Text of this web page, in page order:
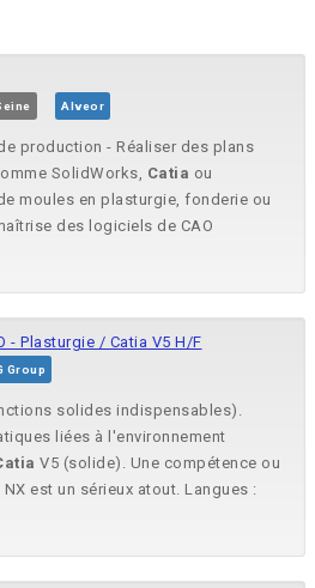
Alveor
production - Réaliser des plans
SolidWorks, Catia ou
moules en plasturgie, fonderie ou
des logiciels de CAO
- Plasturgie / Catia V5 H/F
Group
solides indispensables).
liées à l'environnement
V5 (solide). Une compétence ou
est un sérieux atout. Langues :